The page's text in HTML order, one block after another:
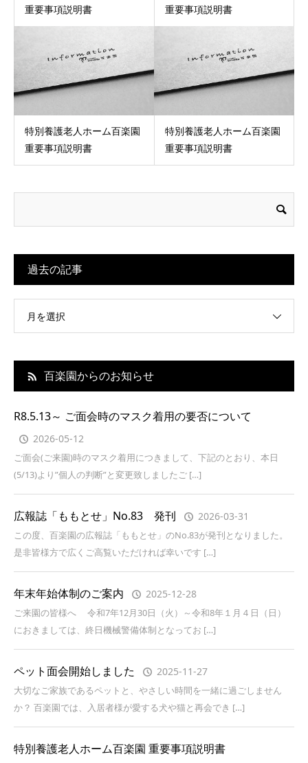
重要事項説明書
重要事項説明書
特別養護老人ホーム百楽園
重要事項説明書
特別養護老人ホーム百楽園
重要事項説明書
過去の記事
月を選択
百楽園からのお知らせ
R8.5.13～ ご面会時のマスク着用の要否について
2026-05-12
ご面会(ご来園)時のマスク着用につきまして、下記のとおり、本日
(5/13)より”個人の判断”と変更致しましたご […]
広報誌「ももとせ」No.83 発刊 2026-03-31
この度、百楽園の広報誌「ももとせ」のNo.83が発刊となりました。
是非皆様方で広くご高覧いただければ幸いです […]
年末年始体制のご案内 2025-12-28
ご来園の皆様へ 令和7年12月30日（火）～令和8年１月４日（日）
におきましては、終日機械警備体制となってお […]
ペット面会開始しました 2025-11-27
大切なご家族であるペットと、やさしい時間を一緒に過ごしません
か？ 百楽園では、入居者様が愛する犬や猫と再会でき […]
特別養護老人ホーム百楽園 重要事項説明書